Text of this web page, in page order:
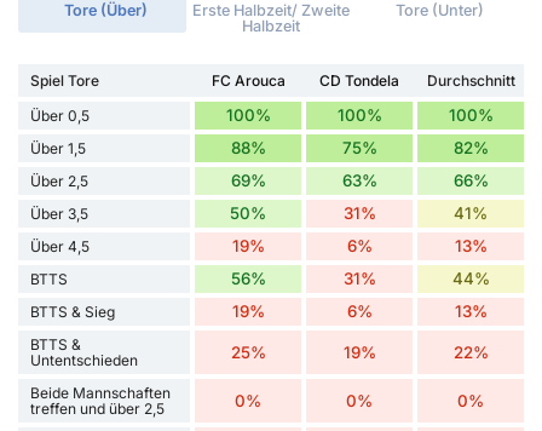
Tore (Über)
Erste Halbzeit/ Zweite
Halbzeit
Tore (Unter)
Spiel Tore FC Arouca CD Tondela
Durchschnitt
Über 0,5
100% 100% 100%
Über 1,5 88% 75% 82%
Über 2,5 69% 63% 66%
Über 3,5 50% 31% 41%
Über 4,5 19% 6% 13%
BTTS 56% 31% 44%
BTTS & Sieg 19% 6% 13%
BTTS &
Untentschieden
25% 19% 22%
Beide Mannschaften
treffen und über 2,5
0% 0% 0%